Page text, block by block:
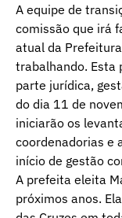
A equipe de
comissão que irá
atual da
trabalhando. Esta
parte jurídica,
do dia 11 de
iniciarão os
coordenadorias e
início de gestão
A prefeita eleita
próximos anos.